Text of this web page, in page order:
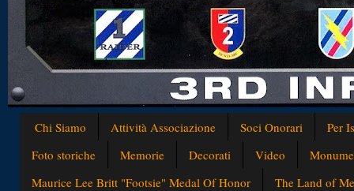
Chi Siamo Attività Associazione Soci Onorari
Per
Foto storiche
Memorie Decorati Video
Maurice Lee Britt "Footsie" Medal Of Honor
The Land of